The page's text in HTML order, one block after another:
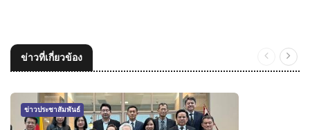
ข่าวที่เกี่ยวข้อง
ข่าวประชาสัมพันธ์